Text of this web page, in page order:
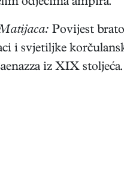
odjecima ampira.
Povijest
i svjetiljke
iz XIX